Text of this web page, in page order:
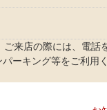
来店の際には、電話
ーキング等をご利用く